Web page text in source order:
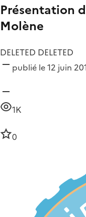
Présentation
Molène
DELETED DELETED
publié le 12 juin
1K
0